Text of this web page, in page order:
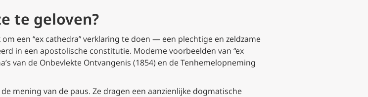
te geloven?
om een “ex cathedra” verklaring te doen — een plechtige en zeldzame
in een apostolische constitutie. Moderne voorbeelden van “ex
van de Onbevlekte Ontvangenis (1854) en de Tenhemelopneming
mening van de paus. Ze dragen een aanzienlijke dogmatische